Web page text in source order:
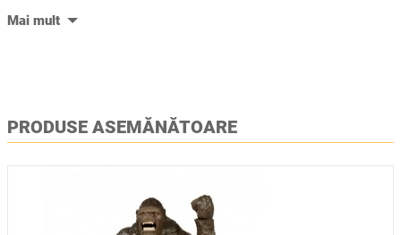
salbatice, explorand jungla si descoperind noi prieteni. Fiecare
Continut set:
- cod pentru item virtual exclusiv in Roblox
PRODUSE ASEMĂNĂTOARE